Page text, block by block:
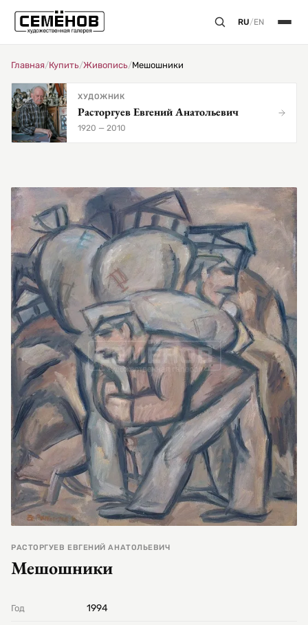
RU/EN
Главная/Купить/Живопись/Мешошники
ХУДОЖНИК
Расторгуев Евгений Анатольевич
1920 — 2010
РАСТОРГУЕВ ЕВГЕНИЙ АНАТОЛЬЕВИЧ
Мешошники
Год 1994